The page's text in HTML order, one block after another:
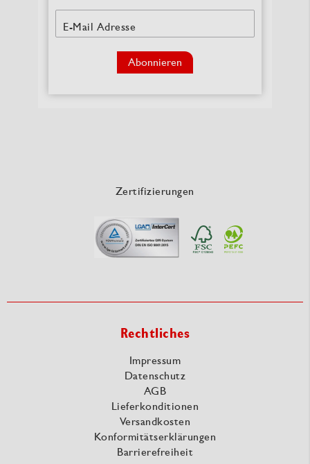
E-Mail Adresse
Abonnieren
Zertifizierungen
Rechtliches
Impressum
Datenschutz
AGB
Lieferkonditionen
Versandkosten
Konformitätserklärungen
Barrierefreiheit